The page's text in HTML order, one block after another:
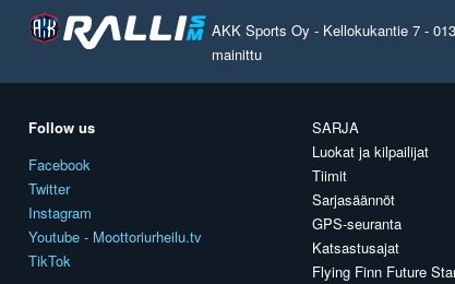
AKK Sports Oy - Kellokukantie 7 -
mainittu
Follow us
Facebook
Twitter
Instagram
Youtube - Moottoriurheilu.tv
TikTok
SARJA
Luokat ja kilpailijat
Tiimit
Sarjasäännöt
GPS-seuranta
Katsastusajat
Flying Finn Future